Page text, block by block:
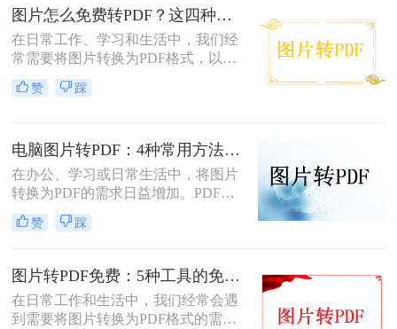
图片怎么免费转PDF？这四种方法轻松搞定！
在日常工作、学习和生活中，我们经
常需要将图片转换为PDF格式，以便
于分享、打印或存档。PDF文件因其
跨平台兼容性、保持格式不变以及安
片转换为PDF，无需花费任何费用即
可轻松完成转换。那么图片怎么免费
转PDF呢？本文将为您详细介绍几种
赞 踩
电脑图片转PDF：4种常用方法按Windows和Mac系统分别推荐！
在办公、学习或日常生活中，将图片
转换为PDF的需求日益增加。PDF格
式因其跨平台兼容性、可编辑性和安
全性，成为文档分享和存储的首选。
作系统自带工具、专业软件及在线服
务，帮助您高效完成图片到PDF的转
换。
赞 踩
图片转PDF免费：5种工具的免费额度、水印和文件限制对比！
在日常工作和生活中，我们经常会遇
到需要将图片转换为PDF格式的需